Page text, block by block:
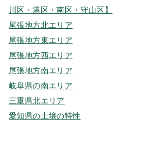
川区・港区・南区・守山区】
尾張地方北エリア
尾張地方東エリア
尾張地方西エリア
尾張地方南エリア
岐阜県の南エリア
三重県北エリア
愛知県の土壌の特性